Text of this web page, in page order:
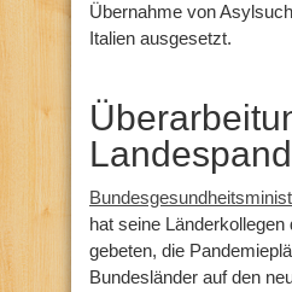
Übernahme von
Italien ausgesetzt.
hat seine Länderkollegen
gebeten, die
Bundesländer auf den